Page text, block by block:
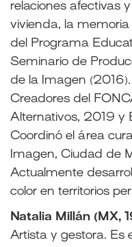
relaciones afectivas
vivienda, la memoria
del Programa
Seminario de
de la Imagen
Creadores del
Alternativos, 2019 y
Coordinó el área
Imagen, Ciudad de
Actualmente
color en territorios
Natalia Millán (MX,
Artista y gestora. Es